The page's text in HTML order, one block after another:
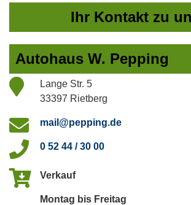
Ihr Kontakt zu
Autohaus W. Pepping
Lange Str. 5
33397 Rietberg
mail@pepping.de
0 52 44 / 30 00
Verkauf
Montag bis Freitag